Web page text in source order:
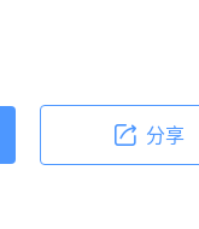
本文内容采取的
分享